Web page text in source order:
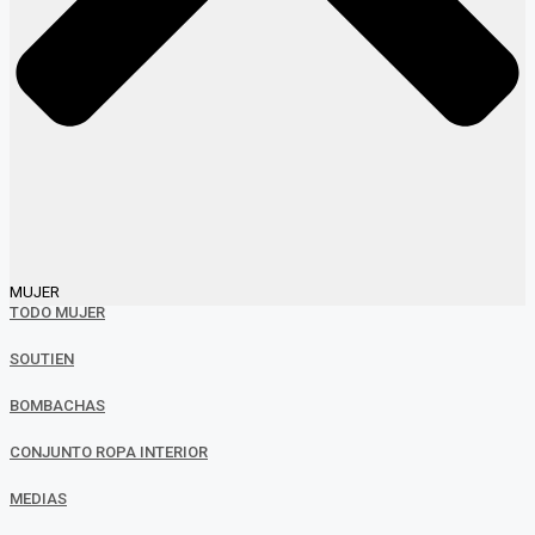
MUJER
TODO MUJER
SOUTIEN
BOMBACHAS
CONJUNTO ROPA INTERIOR
MEDIAS